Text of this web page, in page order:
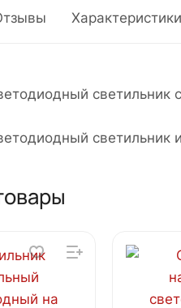
Характеристики
светильник
светильник